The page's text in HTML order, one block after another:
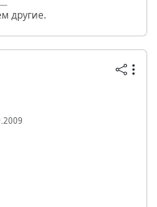
другие.